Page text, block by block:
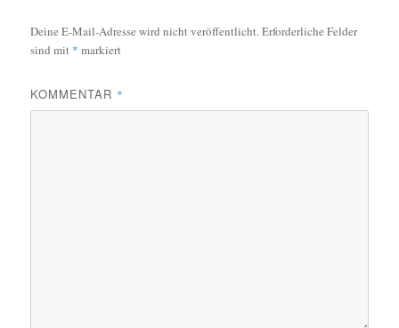
Deine E-Mail-Adresse wird nicht veröffentlicht.Erforderliche Felder
sind mit * markiert
KOMMENTAR *